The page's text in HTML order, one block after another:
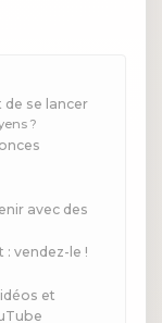
de se lancer
?
avec des
vendez-le !
et